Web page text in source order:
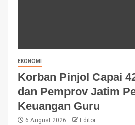
EKONOMI
Korban Pinjol Capai
dan Pemprov Jatim
Keuangan Guru
6 August 2026 Editor